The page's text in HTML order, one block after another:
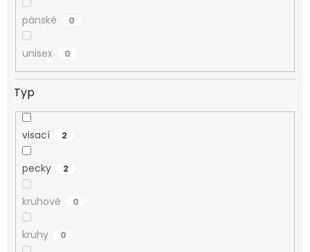
pánské 0
unisex 0
Typ
visací 2
pecky 2
kruhové 0
kruhy 0